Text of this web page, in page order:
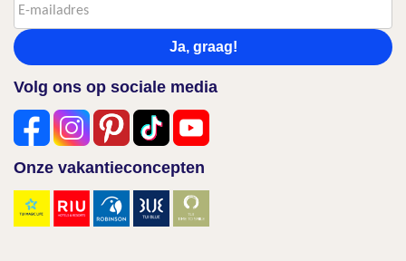
Ja, graag!
Volg ons op sociale media
Onze vakantieconcepten